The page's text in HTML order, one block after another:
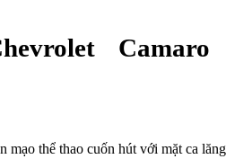
Camaro
mạo thể thao cuốn hút với mặt ca